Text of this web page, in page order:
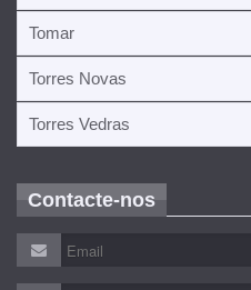
Tomar
Torres Novas
Torres Vedras
Contacte-nos